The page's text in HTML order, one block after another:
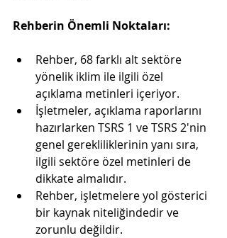
Rehberin Önemli Noktaları:
Rehber, 68 farklı alt sektöre
yönelik iklim ile ilgili özel
açıklama metinleri içeriyor.
İşletmeler, açıklama raporlarını
hazırlarken TSRS 1 ve TSRS 2'nin
genel gerekliliklerinin yanı sıra,
ilgili sektöre özel metinleri de
dikkate almalıdır.
Rehber, işletmelere yol gösterici
bir kaynak niteliğindedir ve
zorunlu değildir.